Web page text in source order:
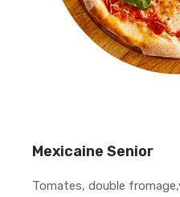
Mexicaine Senior
Tomates, double